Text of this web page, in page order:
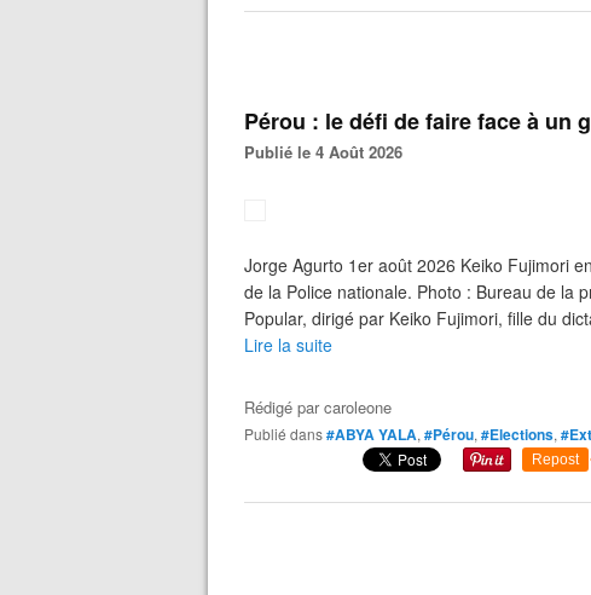
Pérou : le défi de faire face à un
Publié le 4 Août 2026
Jorge Agurto 1er août 2026 Keiko Fujimori
de la Police nationale. Photo : Bureau de la
Popular, dirigé par Keiko Fujimori, fille du
Lire la suite
Rédigé parcaroleone
Publié dans#ABYA YALA, #Pérou, #Elections,
Repost